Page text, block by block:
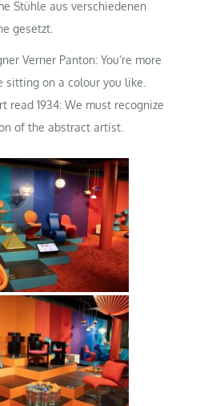
Stühle aus verschiedenen
gesetzt.
Verner Panton: You’re more
sitting on a colour you like.
read 1934: We must recognize
of the abstract artist.